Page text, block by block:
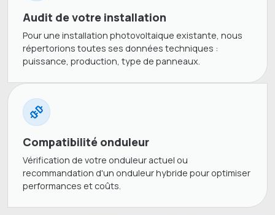
Audit de votre installation
Pour une installation photovoltaique existante, nous
répertorions toutes ses données techniques :
puissance, production, type de panneaux.
Compatibilité onduleur
Vérification de votre onduleur actuel ou
recommandation d'un onduleur hybride pour optimiser
performances et coûts.